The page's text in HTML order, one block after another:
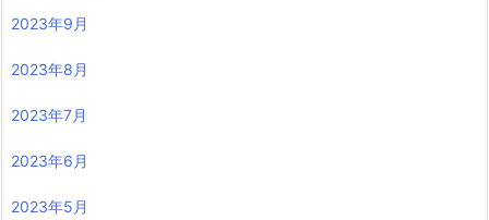
2023年9月
2023年8月
2023年7月
2023年6月
2023年5月